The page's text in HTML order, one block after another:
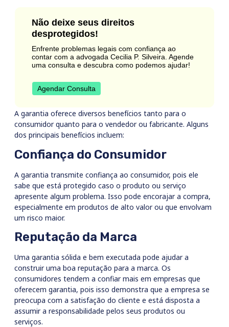
Não deixe seus direitos
desprotegidos!
Enfrente problemas legais com confiança ao
contar com a advogada Cecilia P. Silveira. Agende
uma consulta e descubra como podemos ajudar!
Agendar Consulta
A garantia oferece diversos benefícios tanto para o
consumidor quanto para o vendedor ou fabricante. Alguns
dos principais benefícios incluem:
Confiança do Consumidor
A garantia transmite confiança ao consumidor, pois ele
sabe que está protegido caso o produto ou serviço
apresente algum problema. Isso pode encorajar a compra,
especialmente em produtos de alto valor ou que envolvam
um risco maior.
Reputação da Marca
Uma garantia sólida e bem executada pode ajudar a
construir uma boa reputação para a marca. Os
consumidores tendem a confiar mais em empresas que
oferecem garantia, pois isso demonstra que a empresa se
preocupa com a satisfação do cliente e está disposta a
assumir a responsabilidade pelos seus produtos ou
serviços.